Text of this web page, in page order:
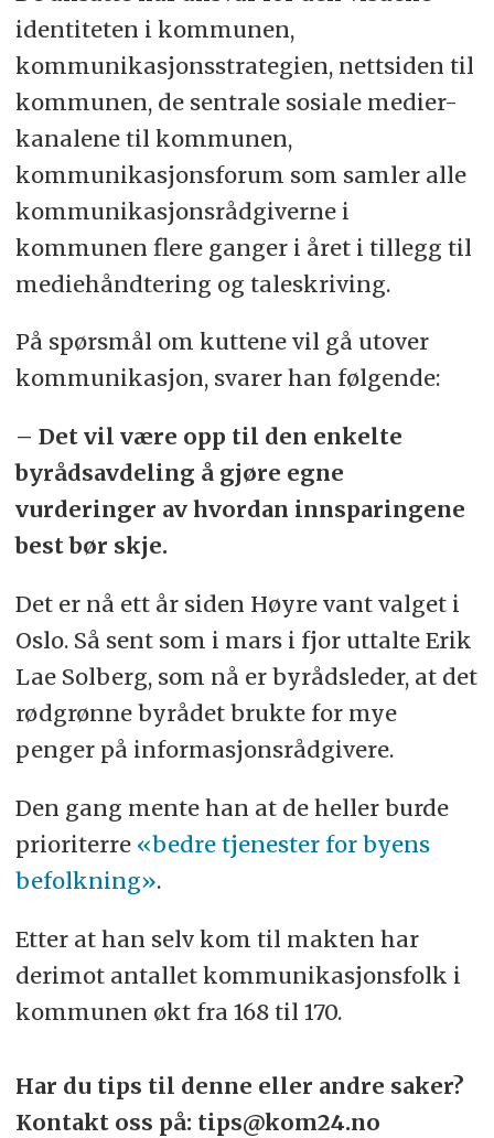
identiteten i kommunen,
kommunikasjonsstrategien, nettsiden til
kommunen, de sentrale sosiale medier-
kanalene til kommunen,
kommunikasjonsforum som samler alle
kommunikasjonsrådgiverne i
kommunen flere ganger i året i tillegg til
mediehåndtering og taleskriving.
På spørsmål om kuttene vil gå utover
kommunikasjon, svarer han følgende:
– Det vil være opp til den enkelte
byrådsavdeling å gjøre egne
vurderinger av hvordan innsparingene
best bør skje.
Det er nå ett år siden Høyre vant valget i
Oslo. Så sent som i mars i fjor uttalte Erik
Lae Solberg, som nå er byrådsleder, at det
rødgrønne byrådet brukte for mye
penger på informasjonsrådgivere.
Den gang mente han at de heller burde
prioriterre «bedre tjenester for byens
befolkning».
Etter at han selv kom til makten har
derimot antallet kommunikasjonsfolk i
kommunen økt fra 168 til 170.
Har du tips til denne eller andre saker?
Kontakt oss på: tips@kom24.no